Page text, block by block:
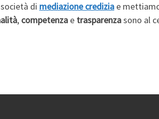
di mediazione credizia e
, competenza e trasparenzasono al